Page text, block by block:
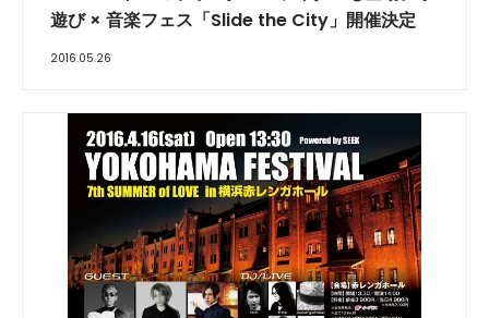
遊び × 音楽フェス「Slide the City」開催決定
2016.05.26